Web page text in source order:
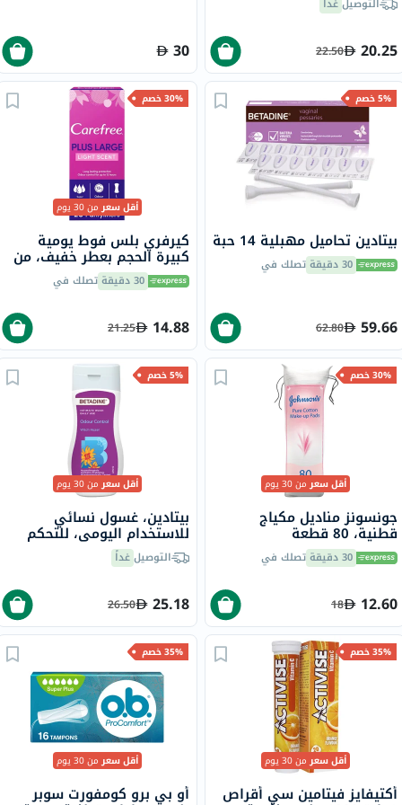
التوصيلغداً
20.25
22.50
30
5% خصم
بيتادين تحاميل مهبلية 14 حبة
30 دقيقة تصلك في
59.66
62.80
30% خصم
أقل سعرمن 30 يوم
كيرفري بلس فوط يومية
كبيرة الحجم بعطر خفيف، من
20 30 دقيقة تصلك في
14.88
21.25
30% خصم
أقل سعرمن 30 يوم
جونسونز مناديل مكياج
قطنية، 80 قطعة
30 دقيقة تصلك في
12.60
18
5% خصم
أقل سعرمن 30 يوم
بيتادين، غسول نسائي
للاستخدام اليومي، للتحكم
في الروائح، بندق الساحرة،
50 ملالتوصيلغداً
25.18
26.50
35% خصم
أقل سعرمن 30 يوم
أكتيفايز فيتامين سي أقراص
35% خصم
أقل سعرمن 30 يوم
أو بي برو كومفورت سوبر